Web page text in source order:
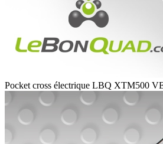
Pocket cross électrique LBQ XTM500